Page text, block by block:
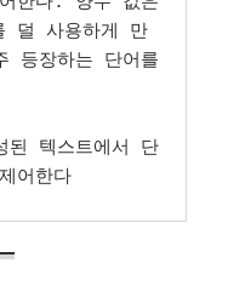
덜 사용하게 만
등장하는 단어를
텍스트에서 단
어한다